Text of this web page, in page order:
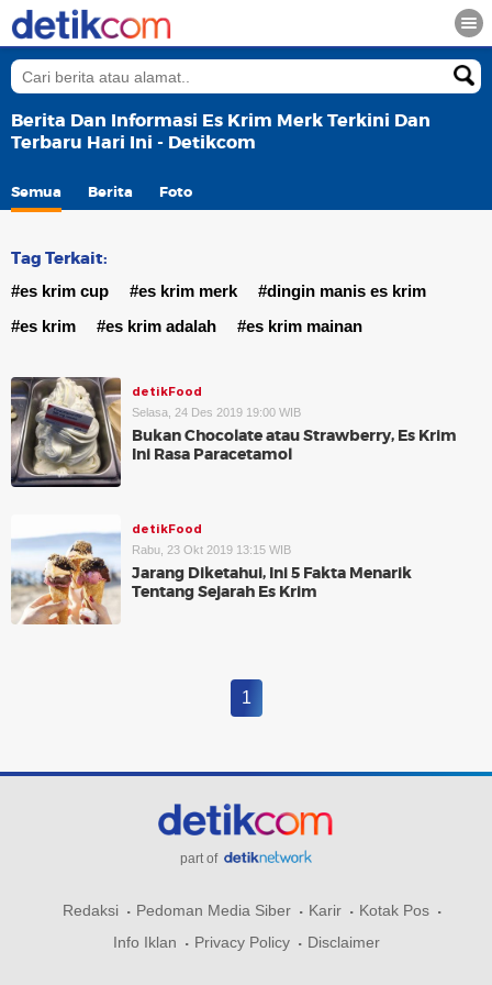
Berita Dan Informasi Es Krim Merk Terkini Dan
Terbaru Hari Ini - Detikcom
Semua Berita Foto
Tag Terkait:
#es krim cup #es krim merk
#dingin manis es krim
#es krim
#es krim adalah #es krim mainan
detikFood
Selasa, 24 Des 2019 19:00 WIB
Bukan Chocolate atau Strawberry, Es Krim
Ini Rasa Paracetamol
detikFood
Rabu, 23 Okt 2019 13:15 WIB
Jarang Diketahui, Ini 5 Fakta Menarik
Tentang Sejarah Es Krim
1
part of
Redaksi Pedoman Media Siber Karir
Kotak Pos
Info Iklan
Privacy Policy Disclaimer